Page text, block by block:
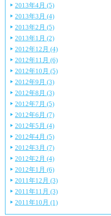
2013年4月 (5)
2013年3月 (4)
2013年2月 (5)
2013年1月 (2)
2012年12月 (4)
2012年11月 (6)
2012年10月 (5)
2012年9月 (3)
2012年8月 (3)
2012年7月 (5)
2012年6月 (7)
2012年5月 (4)
2012年4月 (5)
2012年3月 (7)
2012年2月 (4)
2012年1月 (6)
2011年12月 (3)
2011年11月 (3)
2011年10月 (1)